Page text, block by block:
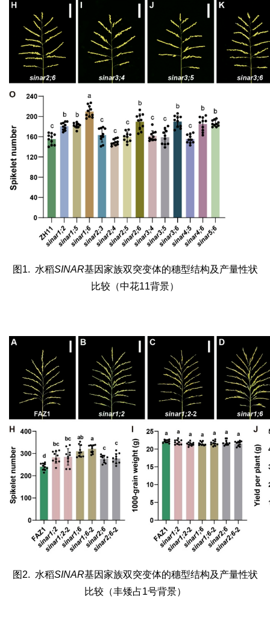
图1. 水稻SINAR基因家族双突变体的穗型结构及产量性状
比较（中花11背景）
图2. 水稻SINAR基因家族双突变体的穗型结构及产量性状
比较（丰矮占1号背景）